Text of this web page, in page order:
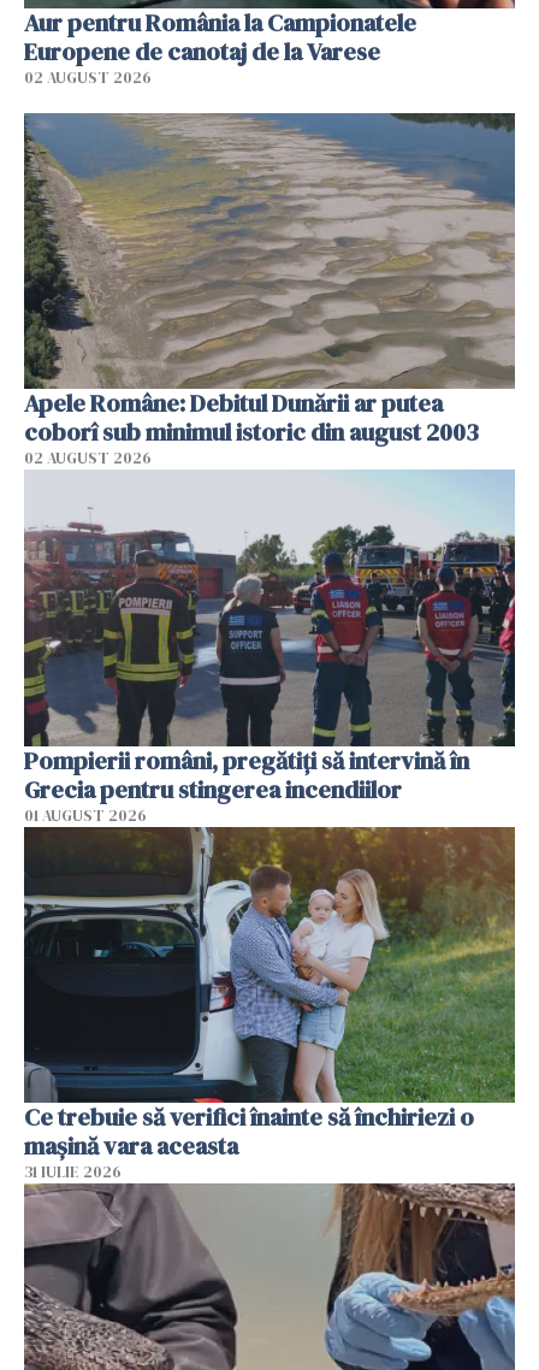
Aur pentru România la Campionatele
Europene de canotaj de la Varese
02 AUGUST 2026
Apele Române: Debitul Dunării ar putea
coborî sub minimul istoric din august 2003
02 AUGUST 2026
Pompierii români, pregătiţi să intervină în
Grecia pentru stingerea incendiilor
01 AUGUST 2026
Ce trebuie să verifici înainte să închiriezi o
mașină vara aceasta
31 IULIE 2026